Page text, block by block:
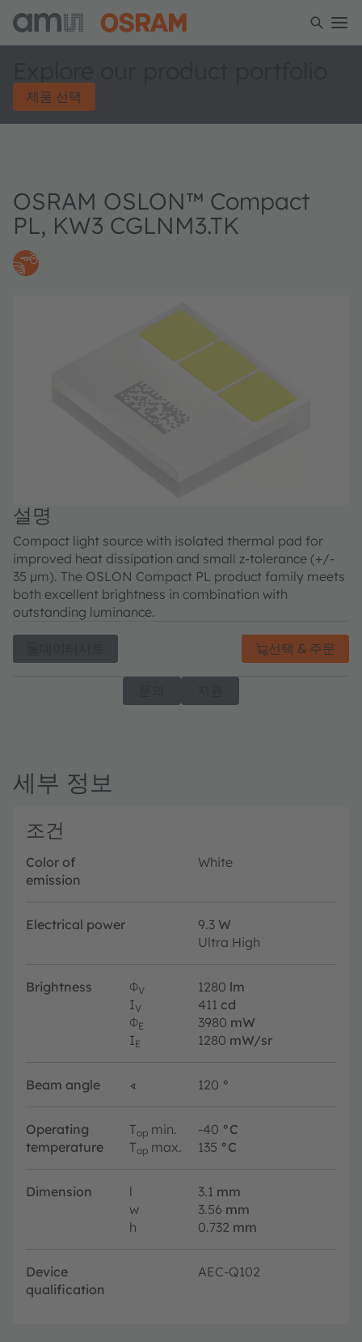
제품 선택
OSRAM OSLON™ Compact
PL, KW3 CGLNM3.TK
설명
Compact light source with isolated thermal pad for
improved heat dissipation and small z-tolerance (+/-
35 µm). The OSLON Compact PL product family meets
both excellent brightness in combination with
outstanding luminance.
선택 & 주문
세부 정보
조건
Color of
emission
White
Electrical power 9.3 W
Ultra High
Brightness ΦV 1280 lm
IV 411 cd
ΦE 3980 mW
IE 1280 mW/sr
Beam angle ∢ 120 °
Operating
temperature
Top min. -40 °C
Top max. 135 °C
Dimension l 3.1 mm
w
3.56 mm
h
0.732 mm
Device
qualification
AEC-Q102